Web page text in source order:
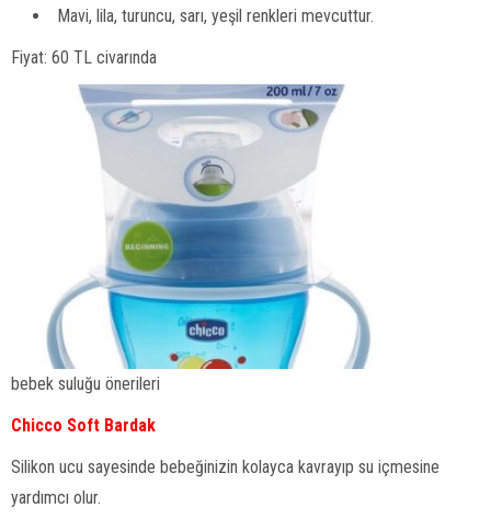
Mavi, lila, turuncu, sarı, yeşil renkleri mevcuttur.
Fiyat: 60 TL civarında
bebek suluğu önerileri
Chicco Soft Bardak
Silikon ucu sayesinde bebeğinizin kolayca kavrayıp su içmesine
yardımcı olur.